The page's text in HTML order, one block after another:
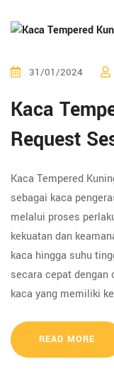
31/01/2024
Kaca
Request
Kaca Tempered
sebagai kaca
melalui proses
kekuatan dan
kaca hingga suhu
secara cepat dengan
kaca yang memiliki
READ MORE